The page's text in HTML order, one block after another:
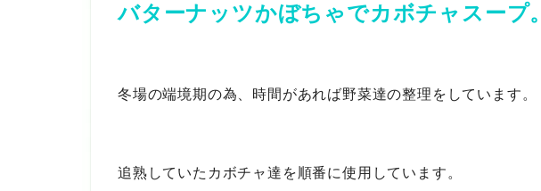
バターナッツかぼちゃでカボチャスープ。
冬場の端境期の為、時間があれば野菜達の整理をしています。
追熟していたカボチャ達を順番に使用しています。